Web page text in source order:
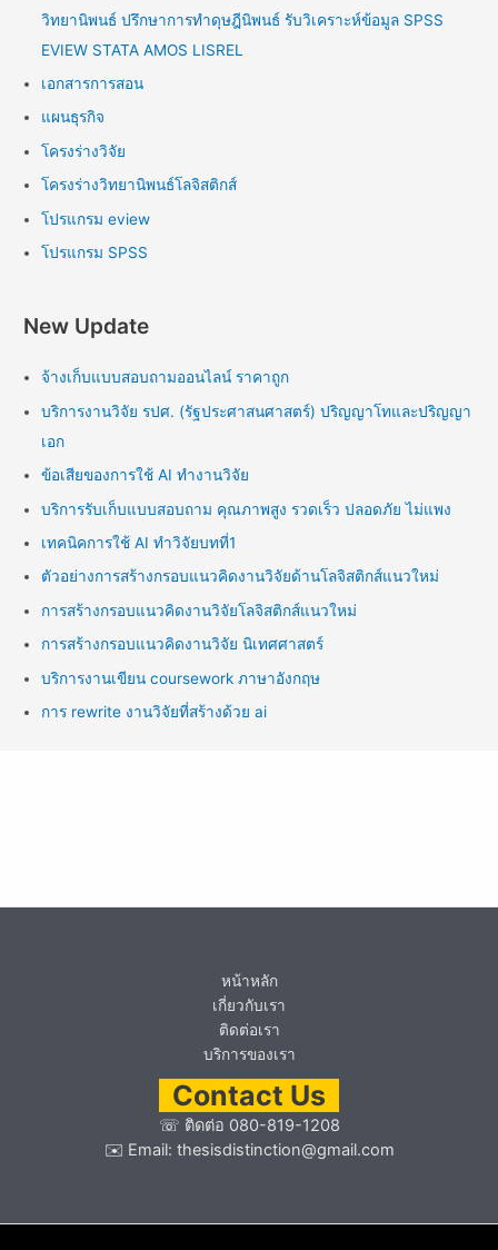
วิทยานิพนธ์ ปรึกษาการทำดุษฎีนิพนธ์ รับวิเคราะห์ข้อมูล SPSS
EVIEW STATA AMOS LISREL
เอกสารการสอน
แผนธุรกิจ
โครงร่างวิจัย
โครงร่างวิทยานิพนธ์โลจิสติกส์
โปรแกรม eview
โปรแกรม SPSS
New Update
จ้างเก็บแบบสอบถามออนไลน์ ราคาถูก
บริการงานวิจัย รปศ. (รัฐประศาสนศาสตร์) ปริญญาโทและปริญญา
เอก
ข้อเสียของการใช้ AI ทำงานวิจัย
บริการรับเก็บแบบสอบถาม คุณภาพสูง รวดเร็ว ปลอดภัย ไม่แพง
เทคนิคการใช้ AI ทำวิจัยบทที่1
ตัวอย่างการสร้างกรอบแนวคิดงานวิจัยด้านโลจิสติกส์แนวใหม่
การสร้างกรอบแนวคิดงานวิจัยโลจิสติกส์แนวใหม่
การสร้างกรอบแนวคิดงานวิจัย นิเทศศาสตร์
บริการงานเขียน coursework ภาษาอังกฤษ
การ rewrite งานวิจัยที่สร้างด้วย ai
หน้าหลัก
เกี่ยวกับเรา
ติดต่อเรา
บริการของเรา
Contact Us
☏ ติดต่อ 080-819-1208
✉️ Email: thesisdistinction@gmail.com